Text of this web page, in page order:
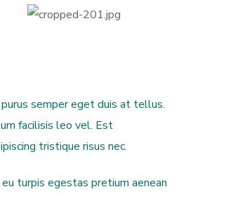
semper eget duis at tellus.
facilisis leo vel. Est
tristique risus nec.
turpis egestas pretium aenean